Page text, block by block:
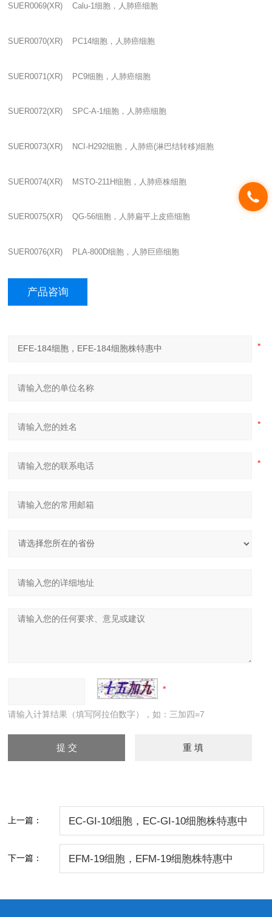
SUER0069(XR) Calu-1细胞，人肺癌细胞
SUER0070(XR) PC14细胞，人肺癌细胞
SUER0071(XR) PC9细胞，人肺癌细胞
SUER0072(XR) SPC-A-1细胞，人肺癌细胞
SUER0073(XR) NCI-H292细胞，人肺癌(淋巴结转移)细胞
SUER0074(XR) MSTO-211H细胞，人肺癌株细胞
SUER0075(XR) QG-56细胞，人肺扁平上皮癌细胞
SUER0076(XR) PLA-800D细胞，人肺巨癌细胞
产品咨询
请输入计算结果（填写阿拉伯数字），如：三加四=7
上一篇： EC-GI-10细胞，EC-GI-10细胞株特惠中
下一篇： EFM-19细胞，EFM-19细胞株特惠中